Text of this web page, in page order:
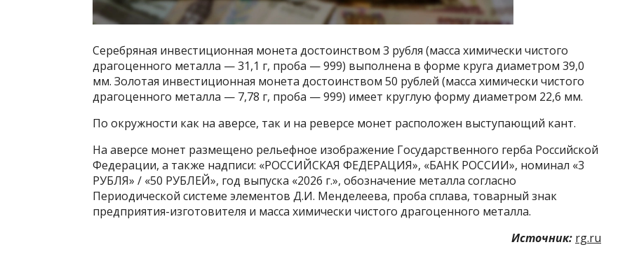
Серебряная инвестиционная монета достоинством 3 рубля (масса химически чистого
драгоценного металла — 31,1 г, проба — 999) выполнена в форме круга диаметром 39,0
мм. Золотая инвестиционная монета достоинством 50 рублей (масса химически чистого
драгоценного металла — 7,78 г, проба — 999) имеет круглую форму диаметром 22,6 мм.
По окружности как на аверсе, так и на реверсе монет расположен выступающий кант.
На аверсе монет размещено рельефное изображение Государственного герба Российской
Федерации, а также надписи: «РОССИЙСКАЯ ФЕДЕРАЦИЯ», «БАНК РОССИИ», номинал «3
РУБЛЯ» / «50 РУБЛЕЙ», год выпуска «2026 г.», обозначение металла согласно
Периодической системе элементов Д.И. Менделеева, проба сплава, товарный знак
предприятия-изготовителя и масса химически чистого драгоценного металла.
Источник: rg.ru